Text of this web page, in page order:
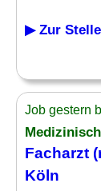
▶ Zur
Job gestern
Facharzt
Köln